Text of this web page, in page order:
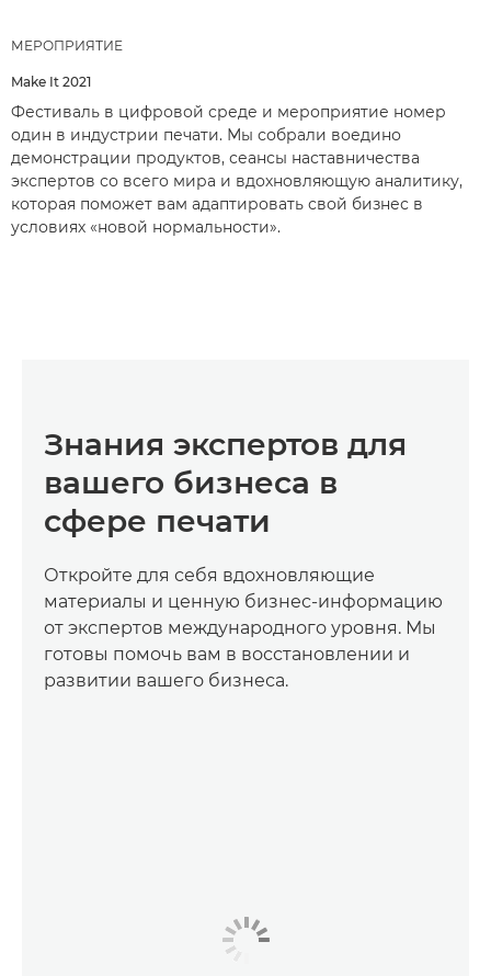
МЕРОПРИЯТИЕ
Make It 2021
Фестиваль в цифровой среде и мероприятие номер
один в индустрии печати. Мы собрали воедино
демонстрации продуктов, сеансы наставничества
экспертов со всего мира и вдохновляющую аналитику,
которая поможет вам адаптировать свой бизнес в
условиях «новой нормальности».
Знания экспертов для
вашего бизнеса в
сфере печати
Откройте для себя вдохновляющие
материалы и ценную бизнес-информацию
от экспертов международного уровня. Мы
готовы помочь вам в восстановлении и
развитии вашего бизнеса.